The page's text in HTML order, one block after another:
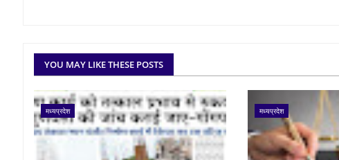
YOU MAY LIKE THESE POSTS
मध्यप्रदेश मध्यप्रदेश